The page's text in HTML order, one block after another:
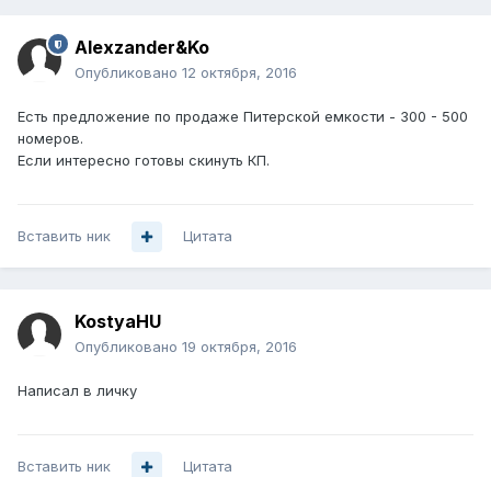
Alexzander&Ko
Опубликовано 12 октября, 2016
Есть предложение по продаже Питерской емкости - 300 - 500
номеров.
Если интересно готовы скинуть КП.
Вставить ник Цитата
KostyaHU
Опубликовано 19 октября, 2016
Написал в личку
Вставить ник Цитата